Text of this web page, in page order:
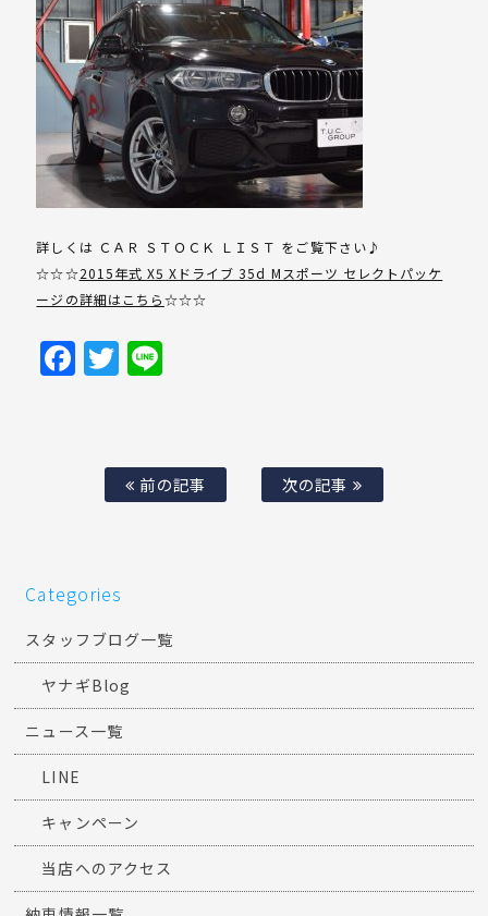
詳しくは ＣＡＲ ＳＴＯＣＫ ＬＩＳＴ をご覧下さい♪
☆☆☆2015年式 X5 Xドライブ 35d Mスポーツ セレクトパッケ
ージの詳細はこちら☆☆☆
Facebook
Twitter
前の記事 次の記事
Categories
スタッフブログ一覧
ヤナギBlog
ニュース一覧
LINE
キャンペーン
当店へのアクセス